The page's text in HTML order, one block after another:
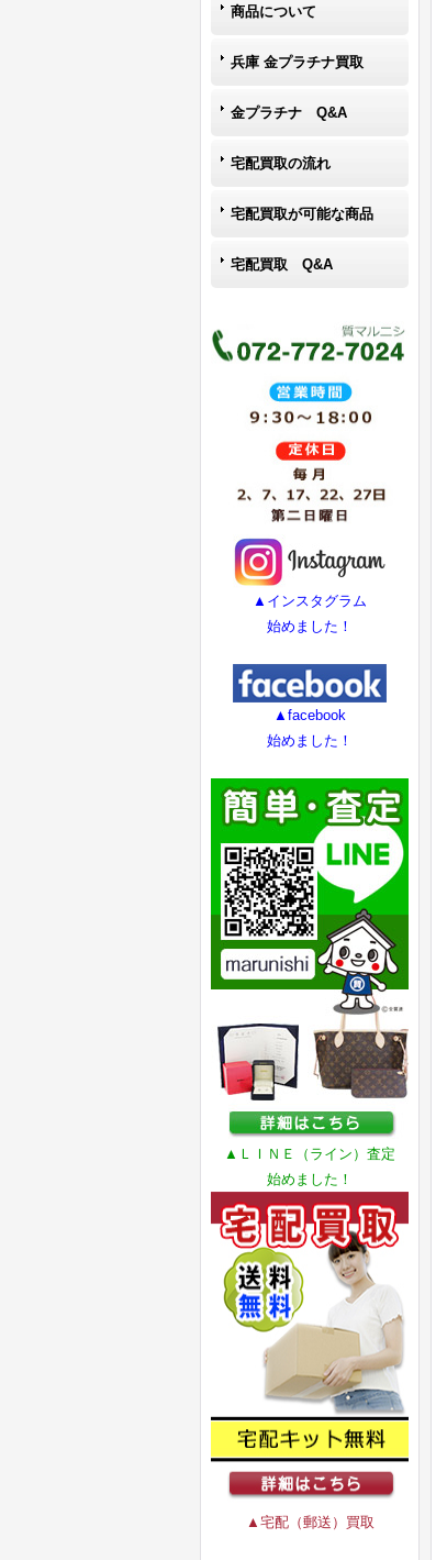
商品について
兵庫 金プラチナ買取
金プラチナ Q&A
宅配買取の流れ
宅配買取が可能な商品
宅配買取 Q&A
▲インスタグラム
始めました！
▲facebook
始めました！
▲ＬＩＮＥ（ライン）査定
始めました！
▲宅配（郵送）買取